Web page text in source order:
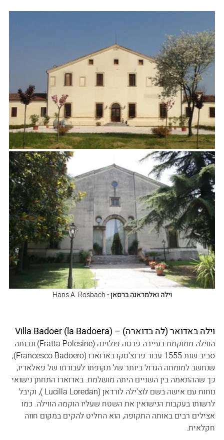
וילה ואלמראנה ברסאן - Hans A. Rosbach
וילה באדואר (לה בדוארה) – Villa Badoer (la Badoera)
הווילה ממוקמת בעיירה פרטה פולזינה (Fratta Polesine) ונבנתה
סביב שנת 1555 עבור פרנצ'סקו באדוארו (Francesco Badoero),
שנחשב למומחה הגדול ביותר של תקופתו לעבודתו של פאלאדיו,
כך שההתאמה בין השניים היתה מושלמת. באדוארו התחתן נישואי
נוחות עם אישה בשם לוצ'ילה לורדאן (Lucilla Loredan ), וקיבל
לרשותו בעקבות הנישואין את השטח שעליו הוקמה הווילה. כמו
אצילים רבים באותה התקופה, הוא החליט להקים במקום חווה
חקלאית.